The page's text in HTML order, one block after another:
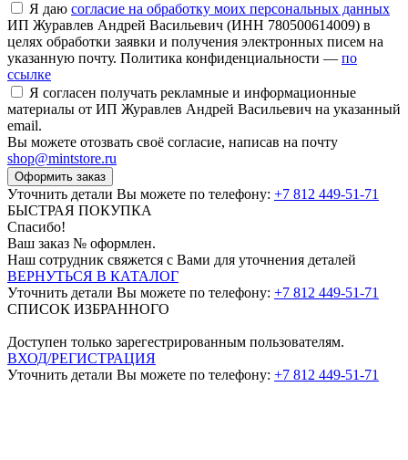
Я даю согласие на обработку моих персональных данных
ИП Журавлев Андрей Васильевич (ИНН 780500614009) в
целях обработки заявки и получения электронных писем на
указанную почту. Политика конфиденциальности — по
ссылке
Я согласен получать рекламные и информационные
материалы от ИП Журавлев Андрей Васильевич на указанный
email.
Вы можете отозвать своё согласие, написав на почту
shop@mintstore.ru
Оформить заказ
Уточнить детали Вы можете по телефону: +7 812 449-51-71
БЫСТРАЯ ПОКУПКА
Спасибо!
Ваш заказ № оформлен.
Наш сотрудник свяжется с Вами для уточнения деталей
ВЕРНУТЬСЯ В КАТАЛОГ
Уточнить детали Вы можете по телефону: +7 812 449-51-71
СПИСОК ИЗБРАННОГО
Доступен только зарегестрированным пользователям.
ВХОД/РЕГИСТРАЦИЯ
Уточнить детали Вы можете по телефону: +7 812 449-51-71